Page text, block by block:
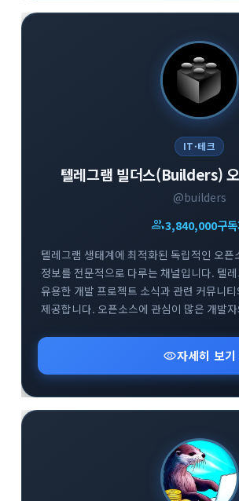
IT·테크
텔레그램 빌더스(Builders)
@builders
group3,840,000구
텔레그램 생태계에 최적화된 독립적인 오픈
정보를 전문적으로 다루는 채널입니다. 텔
유용한 개발 프로젝트 소식과 관련 커뮤니
제공합니다. 오픈소스에 관심이 많은 개발자
있게 전달하고 있습니다.
visibility자세히 보기
사이트 메뉴 이동
Home 다운로드
채널·봇 지갑·미니앱